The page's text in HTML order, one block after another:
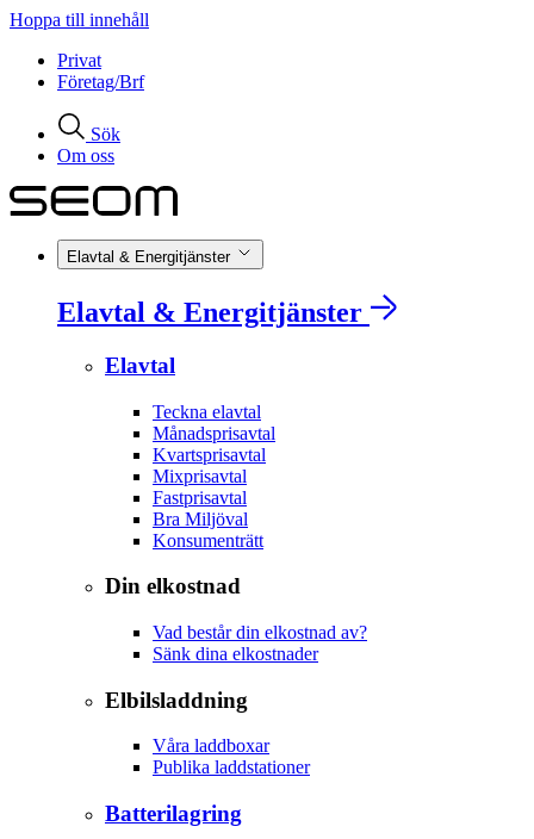
Hoppa till innehåll
Privat
Företag/Brf
Sök
Om oss
Elavtal & Energitjänster
Elavtal & Energitjänster
Elavtal
Teckna elavtal
Månadsprisavtal
Kvartsprisavtal
Mixprisavtal
Fastprisavtal
Bra Miljöval
Konsumenträtt
Din elkostnad
Vad består din elkostnad av?
Sänk dina elkostnader
Elbilsladdning
Våra laddboxar
Publika laddstationer
Batterilagring